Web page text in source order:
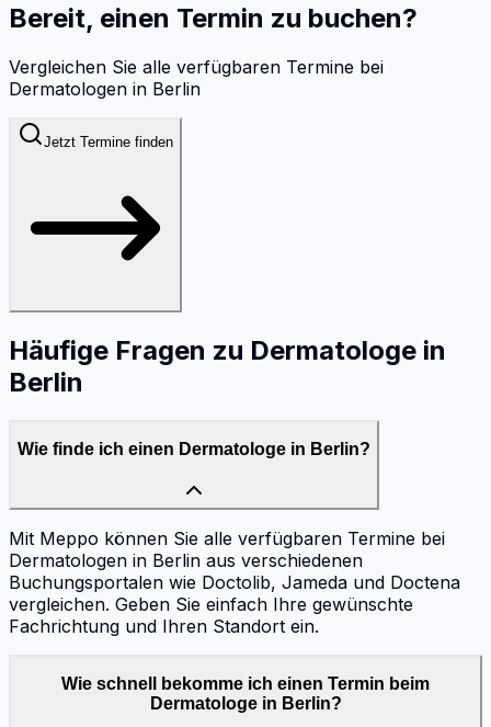
Bereit, einen Termin zu buchen?
Vergleichen Sie alle verfügbaren Termine bei
Dermatologen in Berlin
Jetzt Termine finden
Häufige Fragen zu Dermatologe in
Berlin
Wie finde ich einen Dermatologe in Berlin?
Mit Meppo können Sie alle verfügbaren Termine bei
Dermatologen in Berlin aus verschiedenen
Buchungsportalen wie Doctolib, Jameda und Doctena
vergleichen. Geben Sie einfach Ihre gewünschte
Fachrichtung und Ihren Standort ein.
Wie schnell bekomme ich einen Termin beim
Dermatologe in Berlin?